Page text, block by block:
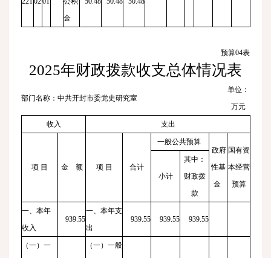
金
预算04表
2025年财政拨款收支总体情况表
部门名称：中共开封市委党史研究室
单位：
万元
收入 支出
项 目 金 额 项 目 合计
一般公共预算
政府
性基
金
国有资
本经营
预算
小计
其中：
财政拨
款
一、本年
收入
939.55
一、本年支
出
939.55 939.55 939.55
（一）一
（一）一般